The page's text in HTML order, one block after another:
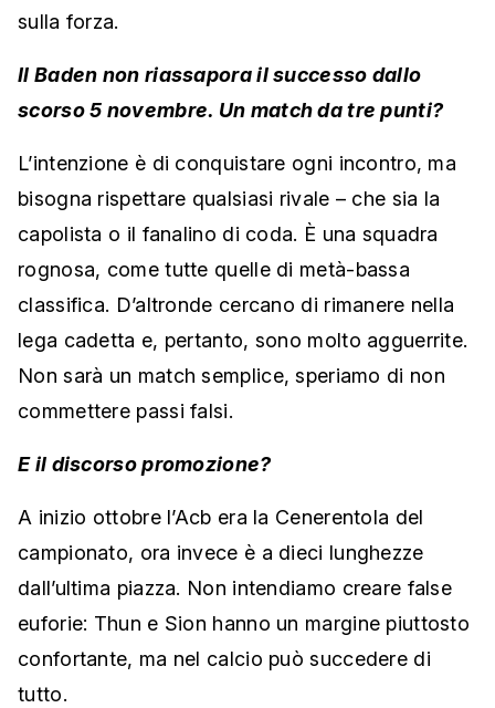
sulla forza.
Il Baden non riassapora il successo dallo
scorso 5 novembre. Un match da tre punti?
L’intenzione è di conquistare ogni incontro, ma
bisogna rispettare qualsiasi rivale – che sia la
capolista o il fanalino di coda. È una squadra
rognosa, come tutte quelle di metà-bassa
classifica. D’altronde cercano di rimanere nella
lega cadetta e, pertanto, sono molto agguerrite.
Non sarà un match semplice, speriamo di non
commettere passi falsi.
E il discorso promozione?
A inizio ottobre l’Acb era la Cenerentola del
campionato, ora invece è a dieci lunghezze
dall’ultima piazza. Non intendiamo creare false
euforie: Thun e Sion hanno un margine piuttosto
confortante, ma nel calcio può succedere di
tutto.